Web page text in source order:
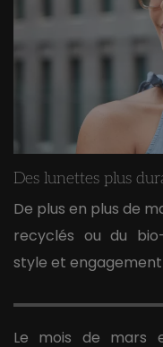
Des lunettes plus
De plus en plus de
recyclés ou du
style et
Le mois de mars